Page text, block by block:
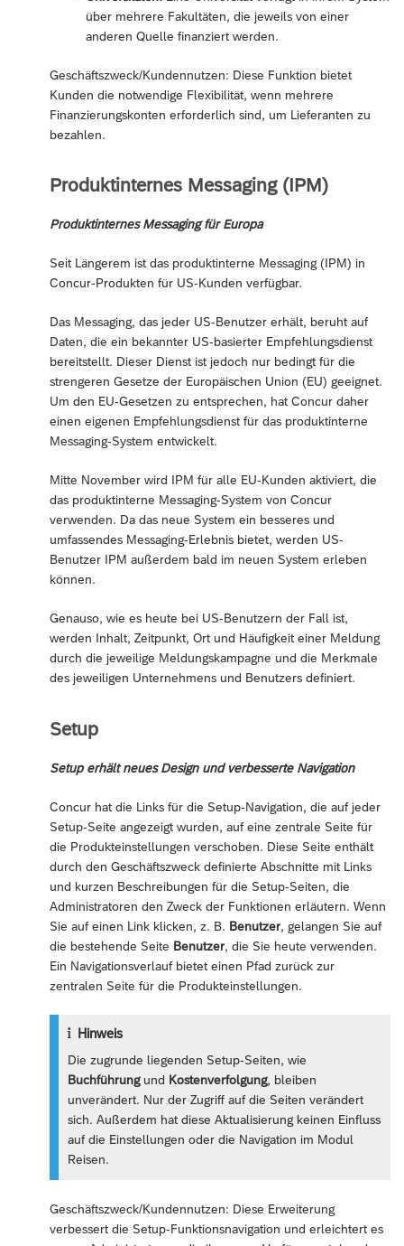
über mehrere Fakultäten, die jeweils von einer
anderen Quelle finanziert werden.
Geschäftszweck/Kundennutzen: Diese Funktion bietet
Kunden die notwendige Flexibilität, wenn mehrere
Finanzierungskonten erforderlich sind, um Lieferanten zu
bezahlen.
Produktinternes Messaging (IPM)
Produktinternes Messaging für Europa
Seit Längerem ist das produktinterne Messaging (IPM) in
Concur-Produkten für US-Kunden verfügbar.
Das Messaging, das jeder US-Benutzer erhält, beruht auf
Daten, die ein bekannter US-basierter Empfehlungsdienst
bereitstellt. Dieser Dienst ist jedoch nur bedingt für die
strengeren Gesetze der Europäischen Union (EU) geeignet.
Um den EU-Gesetzen zu entsprechen, hat Concur daher
einen eigenen Empfehlungsdienst für das produktinterne
Messaging-System entwickelt.
Mitte November wird IPM für alle EU-Kunden aktiviert, die
das produktinterne Messaging-System von Concur
verwenden. Da das neue System ein besseres und
umfassendes Messaging-Erlebnis bietet, werden US-
Benutzer IPM außerdem bald im neuen System erleben
können.
Genauso, wie es heute bei US-Benutzern der Fall ist,
werden Inhalt, Zeitpunkt, Ort und Häufigkeit einer Meldung
durch die jeweilige Meldungskampagne und die Merkmale
des jeweiligen Unternehmens und Benutzers definiert.
Setup
Setup erhält neues Design und verbesserte Navigation
Concur hat die Links für die Setup-Navigation, die auf jeder
Setup-Seite angezeigt wurden, auf eine zentrale Seite für
die Produkteinstellungen verschoben. Diese Seite enthält
durch den Geschäftszweck definierte Abschnitte mit Links
und kurzen Beschreibungen für die Setup-Seiten, die
Administratoren den Zweck der Funktionen erläutern. Wenn
Sie auf einen Link klicken, z. B. Benutzer, gelangen Sie auf
die bestehende Seite Benutzer, die Sie heute verwenden.
Ein Navigationsverlauf bietet einen Pfad zurück zur
zentralen Seite für die Produkteinstellungen.
Hinweis
Die zugrunde liegenden Setup-Seiten, wie
Buchführungund Kostenverfolgung, bleiben
unverändert. Nur der Zugriff auf die Seiten verändert
sich. Außerdem hat diese Aktualisierung keinen Einfluss
auf die Einstellungen oder die Navigation im Modul
Reisen.
Geschäftszweck/Kundennutzen: Diese Erweiterung
verbessert die Setup-Funktionsnavigation und erleichtert es